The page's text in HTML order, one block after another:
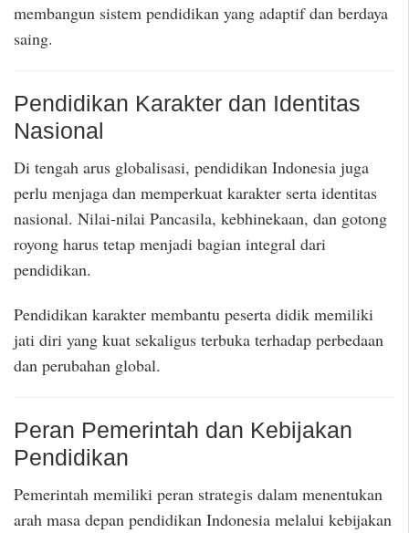
membangun sistem pendidikan yang adaptif dan berdaya
saing.
Pendidikan Karakter dan Identitas
Nasional
Di tengah arus globalisasi, pendidikan Indonesia juga
perlu menjaga dan memperkuat karakter serta identitas
nasional. Nilai-nilai Pancasila, kebhinekaan, dan gotong
royong harus tetap menjadi bagian integral dari
pendidikan.
Pendidikan karakter membantu peserta didik memiliki
jati diri yang kuat sekaligus terbuka terhadap perbedaan
dan perubahan global.
Peran Pemerintah dan Kebijakan
Pendidikan
Pemerintah memiliki peran strategis dalam menentukan
arah masa depan pendidikan Indonesia melalui kebijakan